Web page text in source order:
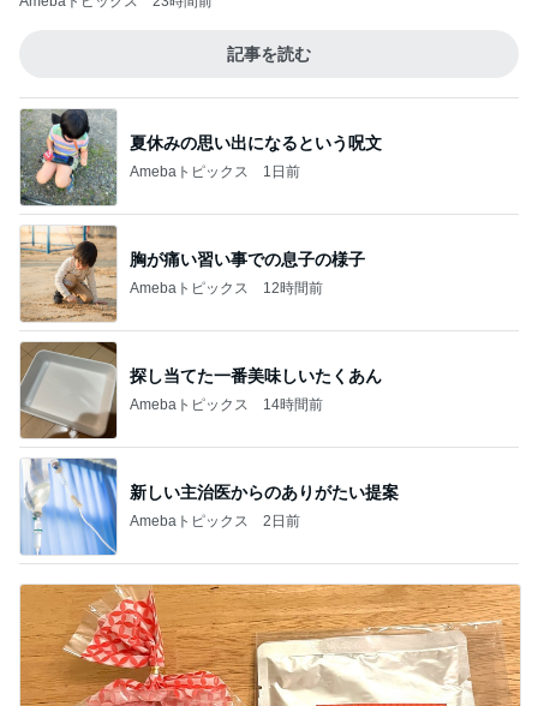
記事を読む
夏休みの思い出になるという呪文
Amebaトピックス 1日前
胸が痛い習い事での息子の様子
Amebaトピックス 12時間前
探し当てた一番美味しいたくあん
Amebaトピックス 14時間前
新しい主治医からのありがたい提案
Amebaトピックス 2日前